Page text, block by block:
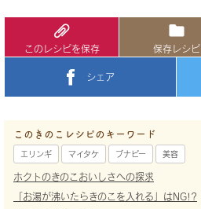
このレシピを保存 保存レシピ
シェア
このきのこレシピのキーワード
エリンギ マイタケ ブナピー 美容
ホクトのきのこおいしさへの探求
「お湯が沸いたらきのこを入れる」はNG!?